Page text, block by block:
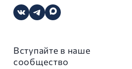
Вступайте в наше
сообщество